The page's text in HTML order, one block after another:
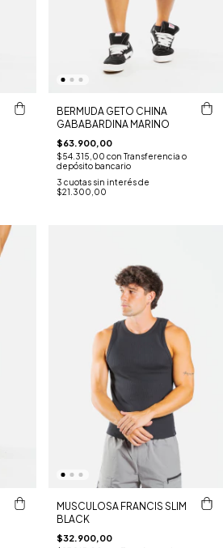
BERMUDA GETO CHINA
GABABARDINA MARINO
$63.900,00
$54.315,00 con Transferencia o
depósito bancario
3 cuotas sin interés de
$21.300,00
MUSCULOSA FRANCIS SLIM
BLACK
$32.900,00